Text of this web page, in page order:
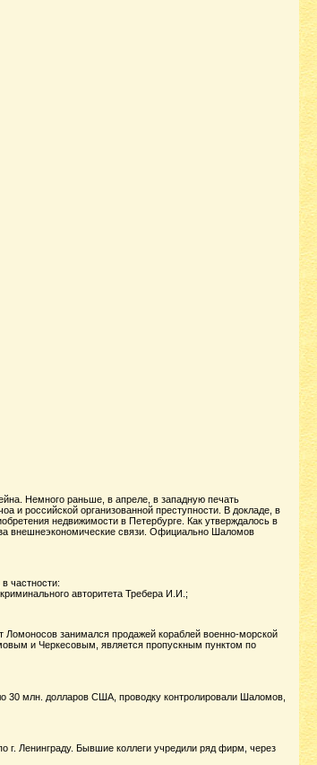
Немного раньше, в апреле, в западную печать
и российской организованной преступности. В докладе, в
недвижимости в Петербурге. Как утверждалось в
внешнеэкономические связи. Официально Шаломов
частности:
авторитета Требера И.И.;
занимался продажей кораблей военно-морской
и Черкесовым, является пропускным пунктом по
30 млн. долларов США, проводку контролировали Шаломов,
Ленинграду. Бывшие коллеги учредили ряд фирм, через